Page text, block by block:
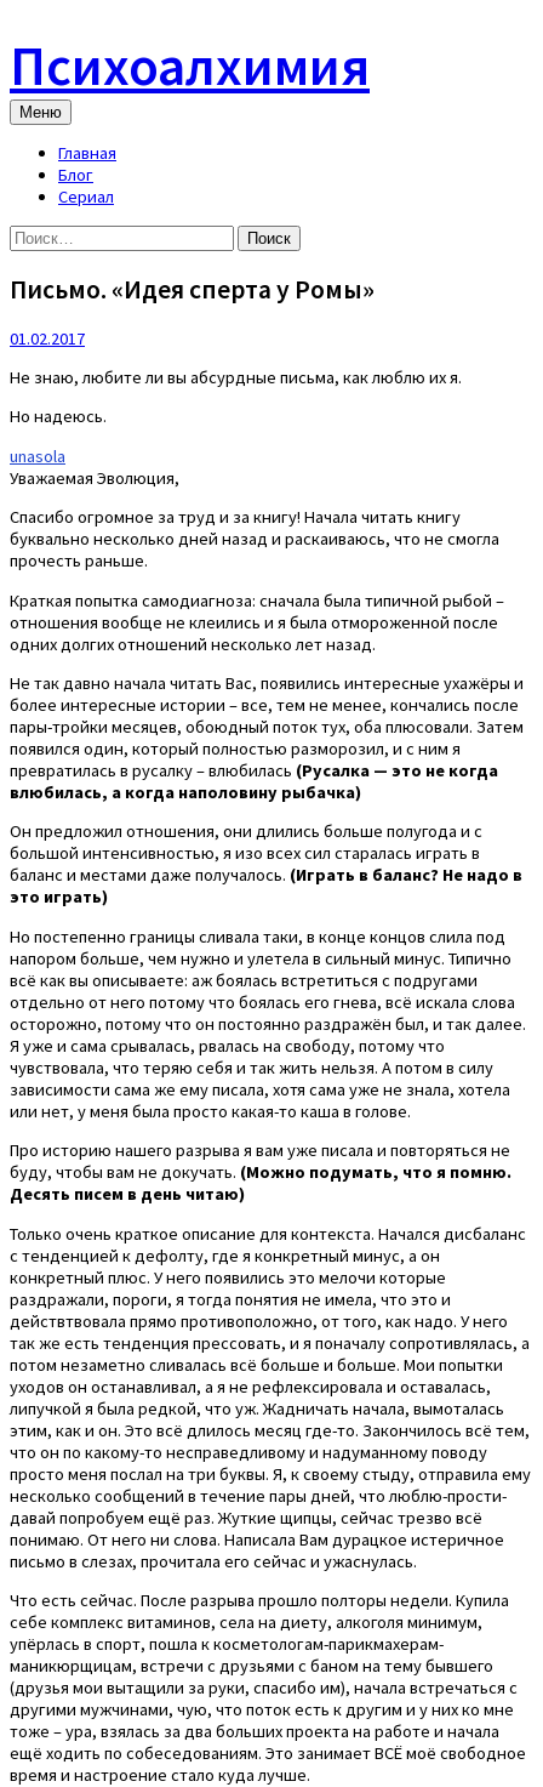
content
Психоалхимия
Меню
Главная
Блог
Сериал
Найти:
Письмо. «Идея сперта у Ромы»
01.02.2017
Не знаю, любите ли вы абсурдные письма, как люблю их я.
Но надеюсь.
unasola
Уважаемая Эволюция,
Спасибо огромное за труд и за книгу! Начала читать книгу
буквально несколько дней назад и раскаиваюсь, что не смогла
прочесть раньше.
Краткая попытка самодиагноза: сначала была типичной рыбой –
отношения вообще не клеились и я была отмороженной после
одних долгих отношений несколько лет назад.
Не так давно начала читать Вас, появились интересные ухажёры и
более интересные истории – все, тем не менее, кончались после
пары-тройки месяцев, обоюдный поток тух, оба плюсовали. Затем
появился один, который полностью разморозил, и с ним я
превратилась в русалку – влюбилась (Русалка — это не когда
влюбилась, а когда наполовину рыбачка)
Он предложил отношения, они длились больше полугода и с
большой интенсивностью, я изо всех сил старалась играть в
баланс и местами даже получалось. (Играть в баланс? Не надо в
это играть)
Но постепенно границы сливала таки, в конце концов слила под
напором больше, чем нужно и улетела в сильный минус. Типично
всё как вы описываете: аж боялась встретиться с подругами
отдельно от него потому что боялась его гнева, всё искала слова
осторожно, потому что он постоянно раздражён был, и так далее.
Я уже и сама срывалась, рвалась на свободу, потому что
чувствовала, что теряю себя и так жить нельзя. А потом в силу
зависимости сама же ему писала, хотя сама уже не знала, хотела
или нет, у меня была просто какая-то каша в голове.
Про историю нашего разрыва я вам уже писала и повторяться не
буду, чтобы вам не докучать. (Можно подумать, что я помню.
Десять писем в день читаю)
Только очень краткое описание для контекста. Начался дисбаланс
с тенденцией к дефолту, где я конкретный минус, а он
конкретный плюс. У него появились это мелочи которые
раздражали, пороги, я тогда понятия не имела, что это и
действтвовала прямо противоположно, от того, как надо. У него
так же есть тенденция прессовать, и я поначалу сопротивлялась, а
потом незаметно сливалась всё больше и больше. Мои попытки
уходов он останавливал, а я не рефлексировала и оставалась,
липучкой я была редкой, что уж. Жадничать начала, вымоталась
этим, как и он. Это всё длилось месяц где-то. Закончилось всё тем,
что он по какому-то несправедливому и надуманному поводу
просто меня послал на три буквы. Я, к своему стыду, отправила ему
несколько сообщений в течение пары дней, что люблю-прости-
давай попробуем ещё раз. Жуткие щипцы, сейчас трезво всё
понимаю. От него ни слова. Написала Вам дурацкое истеричное
письмо в слезах, прочитала его сейчас и ужаснулась.
Что есть сейчас. После разрыва прошло полторы недели. Купила
себе комплекс витаминов, села на диету, алкоголя минимум,
упёрлась в спорт, пошла к косметологам-парикмахерам-
маникюрщицам, встречи с друзьями с баном на тему бывшего
(друзья мои вытащили за руки, спасибо им), начала встречаться с
другими мужчинами, чую, что поток есть к другим и у них ко мне
тоже – ура, взялась за два больших проекта на работе и начала
ещё ходить по собеседованиям. Это занимает ВСЁ моё свободное
время и настроение стало куда лучше.